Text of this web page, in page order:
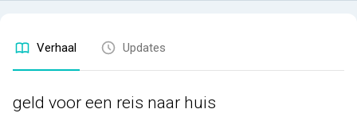
Verhaal Updates
geld voor een reis naar huis